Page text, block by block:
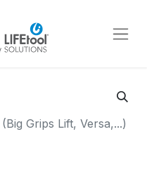
Grips Lift, Versa,...)